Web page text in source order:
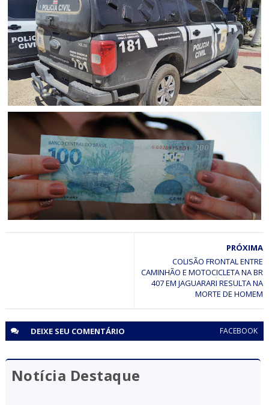
CAMPO FORMOSO
Acusado de praticar homicídio no distrito de Araras é
preso pela Polícia Civil em Campo Formoso (BA)
JUAZEIRO
Polícia Civil cumpre mandado de prisão preventiva por
tráfico de drogas em Juazeiro (BA)
Mulher é presa ao receber correspondência com cédulas
falsas nos Correios de Campo Formoso (BA)
PRÓXIMA
COLISÃO FRONTAL ENTRE
CAMINHÃO E MOTOCICLETA NA BR
407 EM JAGUARARI RESULTA NA
MORTE DE HOMEM
DEIXE SEU COMENTÁRIO FACEBOOK
Notícia Destaque